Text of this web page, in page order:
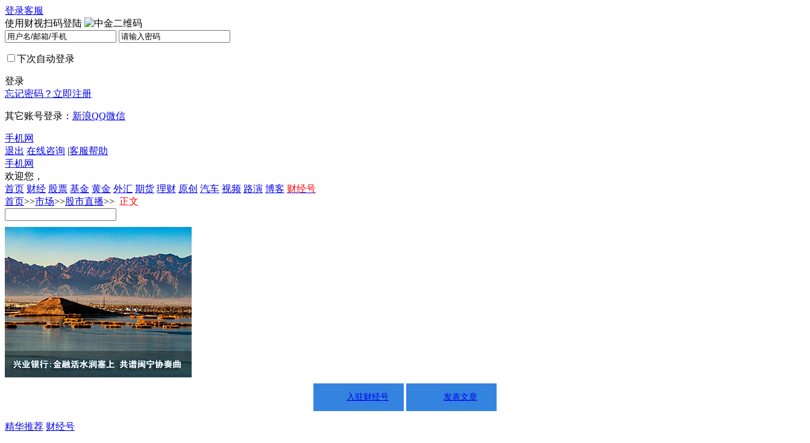
登录客服
使用财视扫码登陆
下次自动登录
登录
忘记密码？ 立即注册
其它账号登录： 新浪QQ微信
手机网
退出 在线咨询 |客服帮助
手机网
欢迎您，
首页 财经 股票 基金 黄金 外汇 期货 理财 原创 汽车 视频 路演 博客 财经号
首页>>市场>>股市直播>> 正文
入驻财经号 发表文章
精华推荐 财经号